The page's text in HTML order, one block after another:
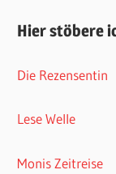
Hier stöbere
Die Rezensentin
Lese Welle
Monis Zeitreise